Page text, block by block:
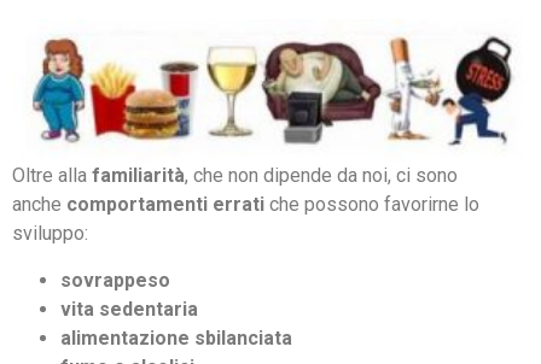
Oltre alla familiarità, che non dipende da noi, ci sono
anche comportamenti errati che possono favorirne lo
sviluppo:
sovrappeso
vita sedentaria
alimentazione sbilanciata